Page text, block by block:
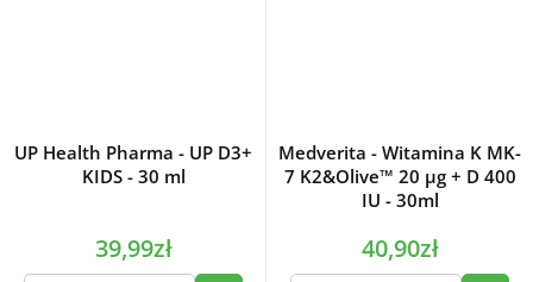
UP Health Pharma - UP D3+
KIDS - 30 ml
39,99zł
Medverita - Witamina K MK-
7 K2&Olive™ 20 µg + D 400
IU - 30ml
40,90zł